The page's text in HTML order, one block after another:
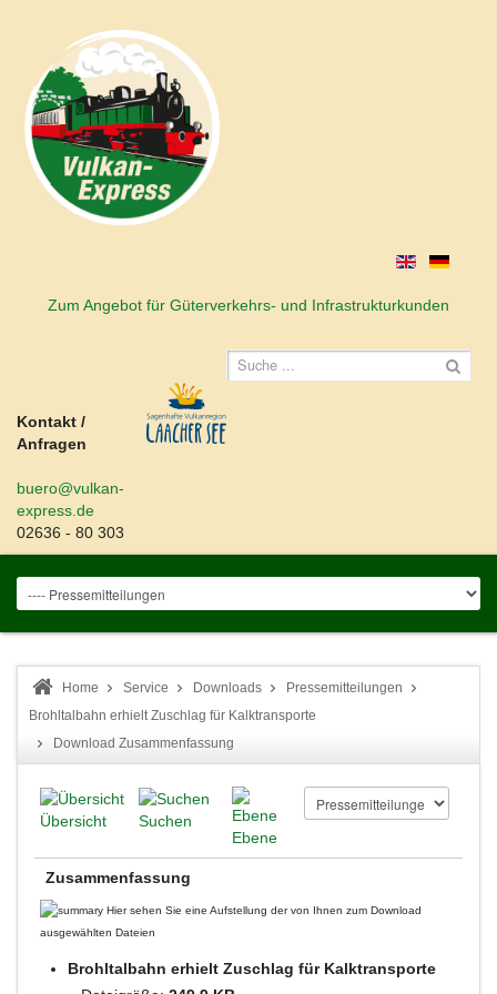
Zum Angebot für Güterverkehrs- und Infrastrukturkunden
Kontakt /
Anfragen
buero@vulkan-
express.de
02636 - 80 303
Home Service Downloads
Pressemitteilungen
Brohltalbahn erhielt Zuschlag für Kalktransporte
Download Zusammenfassung
Übersicht
Suchen
Ebene
Zusammenfassung
Hier sehen Sie eine Aufstellung der von Ihnen zum Download
ausgewählten Dateien
Brohltalbahn erhielt Zuschlag für Kalktransporte